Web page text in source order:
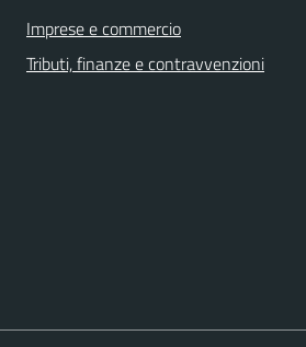
Imprese e commercio
Tributi, finanze e contravvenzioni